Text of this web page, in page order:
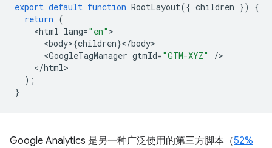
export default function RootLayout({ children })
{
return (
<html lang="en"
<body>{children}</body
<GoogleTagManager gtmId="GTM-XYZ" /
</html
);
}
Google Analytics 是另一种广泛使用的第三方脚本（52%